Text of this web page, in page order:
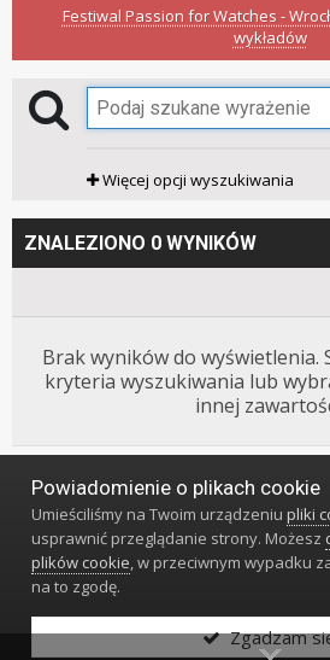
Festiwal Passion for Watches -
wykładów
Więcej opcji wyszukiwania
ZNALEZIONO 0 WYNIKÓW
Brak wyników do wyświetlenia.
kryteria wyszukiwania lub
innej
Język Styl Polityka
Klub Miłośników Zegarów
Powered by Invision
Powiadomienie o plikach cookie
Umieściliśmy na Twoim urządzeniupliki
usprawnić przeglądanie strony. Możesz
plików cookie, w przeciwnym wypadku
na to zgodę.
Zgadzam